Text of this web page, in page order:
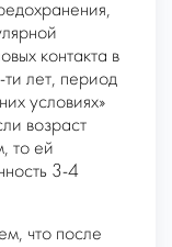
контакта в
лет, период
условиях»
возраст
то ей
3-4
что после